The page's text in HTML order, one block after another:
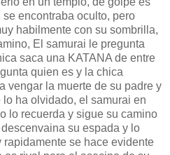
encontraba oculto, pero
habilmente con su sombrilla,
El samurai le pregunta
saca una KATANA de entre
quien es y la chica
vengar la muerte de su padre y
ha olvidado, el samurai en
lo recuerda y sigue su camino
su espada y lo
rapidamente se hace evidente